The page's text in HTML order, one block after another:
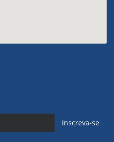
Inscreva-se